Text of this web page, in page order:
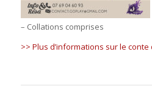
– Collations comprises
>> Plus d’informations sur le conte